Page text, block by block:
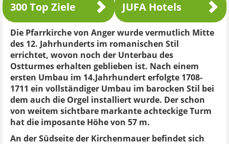
300 Top Ziele JUFA Hotels
Die Pfarrkirche von Anger wurde vermutlich Mitte
des 12. Jahrhunderts im romanischen Stil
errichtet, wovon noch der Unterbau des
Ostturmes erhalten geblieben ist. Nach einem
ersten Umbau im 14.Jahrhundert erfolgte 1708-
1711 ein vollständiger Umbau im barocken Stil bei
dem auch die Orgel installiert wurde. Der schon
von weitem sichtbare markante achteckige Turm
hat die imposante Höhe von 57 m.
An der Südseite der Kirchenmauer befindet sich